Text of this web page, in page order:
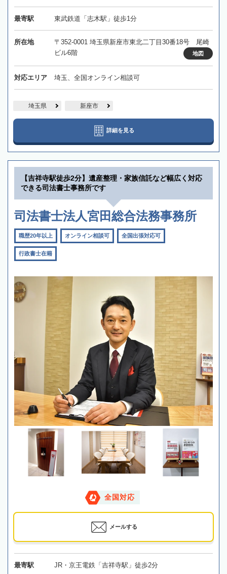
最寄駅 東武鉄道「志木駅」徒歩1分
所在地
〒352-0001 埼玉県新座市東北二丁目30番18号 尾崎
ビル6階
地図
対応エリア 埼玉、全国オンライン相談可
埼玉県 新座市
詳細を見る
【吉祥寺駅徒歩2分】遺産整理・家族信託など幅広く対応
できる司法書士事務所です
司法書士法人宮田総合法務事務所
職歴20年以上 オンライン相談可 全国出張対応可
行政書士在籍
全国対応
メールする
最寄駅 JR・京王電鉄「吉祥寺駅」徒歩2分